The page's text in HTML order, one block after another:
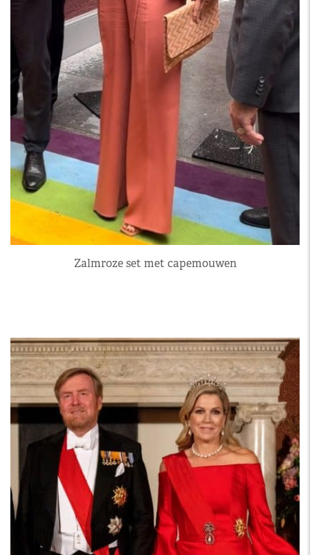
Zalmroze set met capemouwen